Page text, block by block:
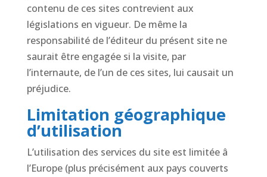
contenu de ces sites contrevient aux
législations en vigueur. De même la
responsabilité de l’éditeur du présent site ne
saurait être engagée si la visite, par
l’internaute, de l’un de ces sites, lui causait un
préjudice.
Limitation géographique
d’utilisation
L’utilisation des services du site est limitée â
l’Europe (plus précisément aux pays couverts